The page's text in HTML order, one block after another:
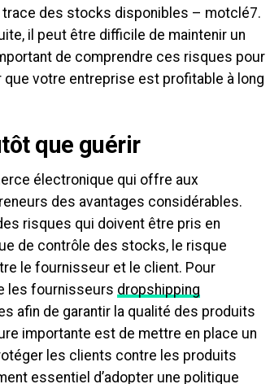
trace des stocks disponibles – motclé7.
il peut être difficile de maintenir un
de comprendre ces risques pour
votre entreprise est profitable à long
que guérir
électronique qui offre aux
des avantages considérables.
risques qui doivent être pris en
de contrôle des stocks, le risque
le fournisseur et le client. Pour
les fournisseurs dropshipping
afin de garantir la qualité des produits
importante est de mettre en place un
les clients contre les produits
essentiel d’adopter une politique